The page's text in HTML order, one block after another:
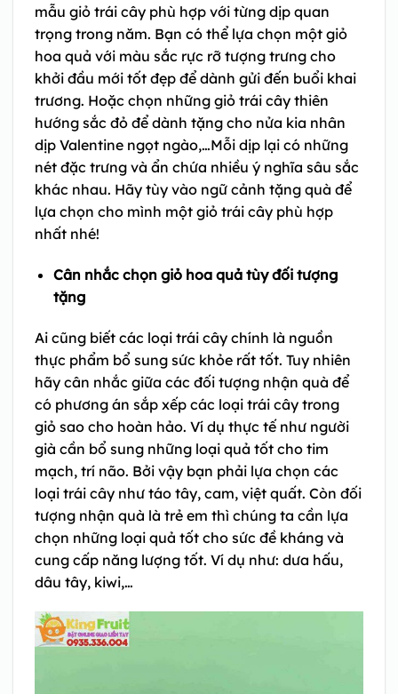
mẫu giỏ trái cây phù hợp với từng dịp quan
trọng trong năm. Bạn có thể lựa chọn một giỏ
hoa quả với màu sắc rực rỡ tượng trưng cho
khởi đầu mới tốt đẹp để dành gửi đến buổi khai
trương. Hoặc chọn những giỏ trái cây thiên
hướng sắc đỏ để dành tặng cho nửa kia nhân
dịp Valentine ngọt ngào,…Mỗi dịp lại có những
nét đặc trưng và ẩn chứa nhiều ý nghĩa sâu sắc
khác nhau. Hãy tùy vào ngữ cảnh tặng quà để
lựa chọn cho mình một giỏ trái cây phù hợp
nhất nhé!
Cân nhắc chọn giỏ hoa quả tùy đối tượng
tặng
Ai cũng biết các loại trái cây chính là nguồn
thực phẩm bổ sung sức khỏe rất tốt. Tuy nhiên
hãy cân nhắc giữa các đối tượng nhận quà để
có phương án sắp xếp các loại trái cây trong
giỏ sao cho hoàn hảo. Ví dụ thực tế như người
già cần bổ sung những loại quả tốt cho tim
mạch, trí não. Bởi vậy bạn phải lựa chọn các
loại trái cây như táo tây, cam, việt quất. Còn đối
tượng nhận quà là trẻ em thì chúng ta cần lựa
chọn những loại quả tốt cho sức đề kháng và
cung cấp năng lượng tốt. Ví dụ như: dưa hấu,
dâu tây, kiwi,…